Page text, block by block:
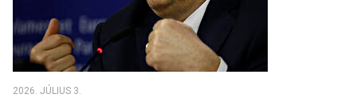
2026. JÚLIUS 3.